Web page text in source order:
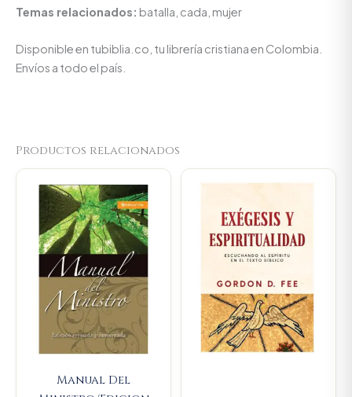
Temas relacionados: batalla, cada, mujer
Disponible en tubiblia.co, tu librería cristiana en Colombia.
Envíos a todo el país.
Productos relacionados
Manual Del
price
was:
$57.200.
Current
price
is:
$54.340.
$64.800.
Current